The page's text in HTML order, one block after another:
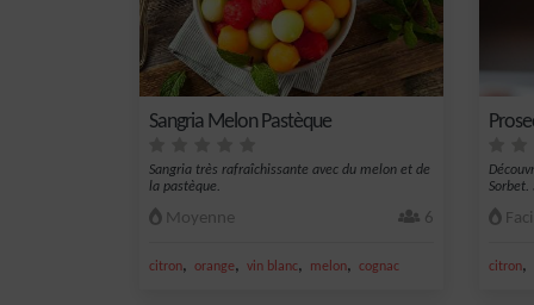
Sangria Melon Pastèque
Sangria très rafraîchissante avec du melon et de
la pastèque.
Moyenne 6
citron, orange, vin blanc, melon, cognac
Sorbet.
citron,